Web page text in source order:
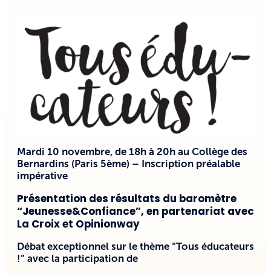
Mardi 10 novembre, de 18h à 20h au Collège des
Bernardins (Paris 5ème) – Inscription préalable
impérative
Présentation des résultats du baromètre
“Jeunesse&Confiance”, en partenariat avec
La Croix et Opinionway
Débat exceptionnel sur le thème “Tous éducateurs
!” avec la participation de